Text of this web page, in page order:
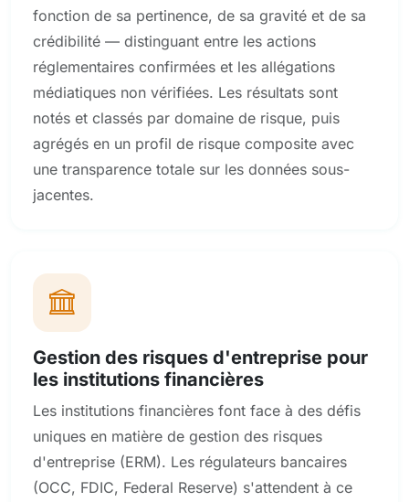
fonction de sa pertinence, de sa gravité et de sa
crédibilité — distinguant entre les actions
réglementaires confirmées et les allégations
médiatiques non vérifiées. Les résultats sont
notés et classés par domaine de risque, puis
agrégés en un profil de risque composite avec
une transparence totale sur les données sous-
jacentes.
Gestion des risques d'entreprise pour
les institutions financières
Les institutions financières font face à des défis
uniques en matière de gestion des risques
d'entreprise (ERM). Les régulateurs bancaires
(OCC, FDIC, Federal Reserve) s'attendent à ce